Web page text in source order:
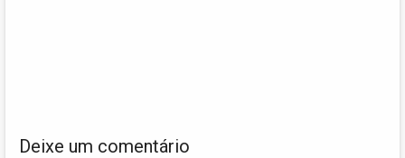
Deixe um comentário